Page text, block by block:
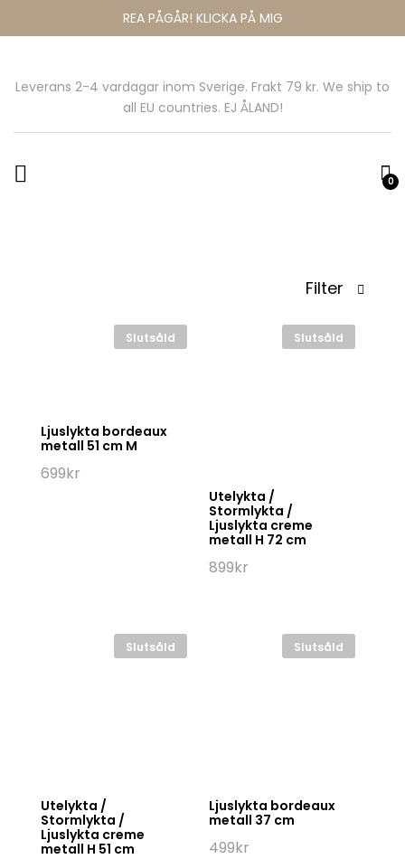
REA PÅGÅR! KLICKA PÅ MIG
Leverans 2-4 vardagar inom Sverige. Frakt 79 kr. We ship to
all EU countries. EJ ÅLAND!
0
Filter
Slutsåld
Ljuslykta bordeaux
metall 51 cm M
699kr
Slutsåld
Utelykta /
Stormlykta /
Ljuslykta creme
metall H 72 cm
899kr
Slutsåld
Utelykta /
Stormlykta /
Ljuslykta creme
metall H 51 cm
Slutsåld
Ljuslykta bordeaux
metall 37 cm
499kr